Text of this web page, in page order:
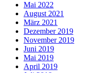
Mai 2022
August 2021
März 2021
Dezember 2019
November 2019
Juni 2019
Mai 2019
April 2019